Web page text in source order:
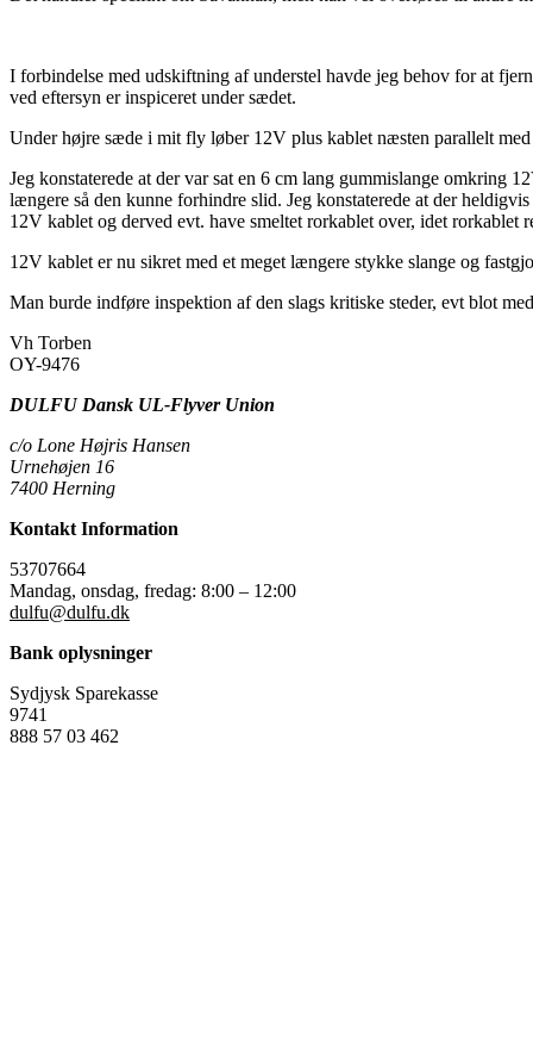
I forbindelse med udskiftning af understel havde jeg behov for at
ved eftersyn er inspiceret under sædet.
Under højre sæde i mit fly løber 12V plus kablet næsten parallelt
Jeg konstaterede at der var sat en 6 cm lang gummislange omkring
længere så den kunne forhindre slid. Jeg konstaterede at der
12V kablet og derved evt. have smeltet rorkablet over, idet rorkablet
12V kablet er nu sikret med et meget længere stykke slange og
Man burde indføre inspektion af den slags kritiske steder, evt blot
Vh Torben
OY-9476
DULFU Dansk UL-Flyver Union
c/o Lone Højris Hansen
Urnehøjen 16
7400 Herning
Kontakt Information
53707664
Mandag, onsdag, fredag: 8:00 – 12:00
dulfu@dulfu.dk
Bank oplysninger
Sydjysk Sparekasse
9741
888 57 03 462